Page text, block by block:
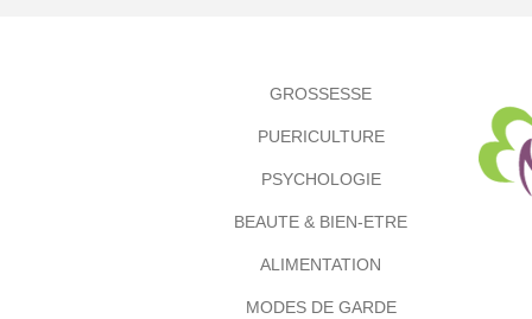
GROSSESSE
PUERICULTURE
PSYCHOLOGIE
BEAUTE & BIEN-ETRE
ALIMENTATION
MODES DE GARDE